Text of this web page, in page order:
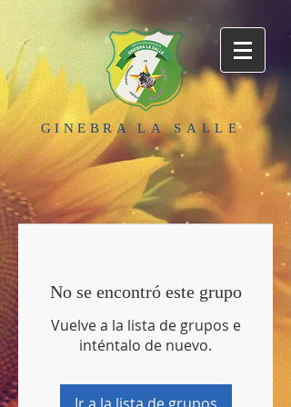
LA SALLE
GINEBRA
No se encontró este grupo
Vuelve a la lista de grupos e
inténtalo de nuevo.
Ir a la lista de grupos